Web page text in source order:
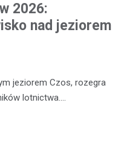
2026:
nad jeziorem
jeziorem Czos, rozegra
lotnictwa.…